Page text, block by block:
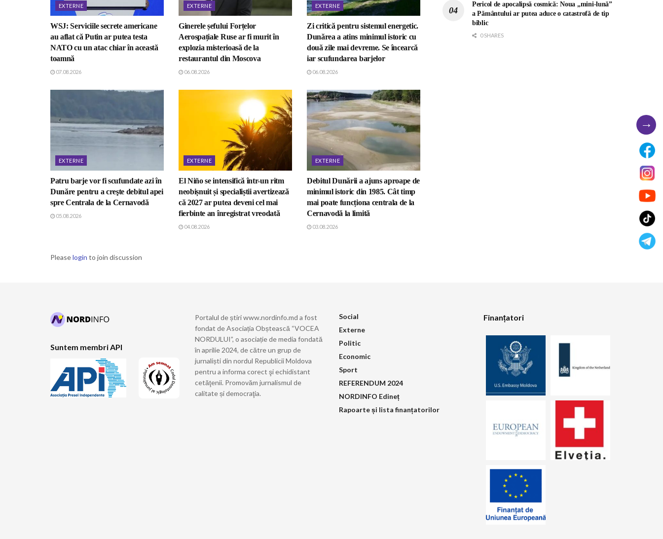
EXTERNE
WSJ: Serviciile secrete americane
au aflat că Putin ar putea testa
NATO cu un atac chiar în această
toamnă
07.08.2026
EXTERNE
Ginerele șefului Forțelor
Aerospațiale Ruse ar fi murit în
explozia misterioasă de la
restaurantul din Moscova
06.08.2026
EXTERNE
Zi critică pentru sistemul energetic.
Dunărea a atins minimul istoric cu
două zile mai devreme. Se încearcă
iar scufundarea barjelor
06.08.2026
EXTERNE
Patru barje vor fi scufundate azi în
Dunăre pentru a creşte debitul apei
spre Centrala de la Cernavodă
05.08.2026
EXTERNE
El Niño se intensifică într-un ritm
neobișnuit și specialiștii avertizează
că 2027 ar putea deveni cel mai
fierbinte an înregistrat vreodată
04.08.2026
EXTERNE
Debitul Dunării a ajuns aproape de
minimul istoric din 1985. Cât timp
mai poate funcționa centrala de la
Cernavodă la limită
03.08.2026
Pleaselogin to join discussion
Pericol de apocalipsă cosmică: Noua „mini-lună”
a Pământului ar putea aduce o catastrofă de tip
biblic
0 SHARES
Suntem membri API
Portalul de știri www.nordinfo.md a fost
fondat de Asociația Obștească “VOCEA
NORDULUI”, o asociație de media fondată
în aprilie 2024, de către un grup de
jurnaliști din nordul Republicii Moldova
pentru a informa corect şi echidistant
cetăţenii. Promovăm jurnalismul de
calitate și democraţia.
Social
Externe
Politic
Economic
Sport
REFERENDUM 2024
NORDINFO Edineț
Rapoarte și lista finanțatorilor
Finanțatori
→